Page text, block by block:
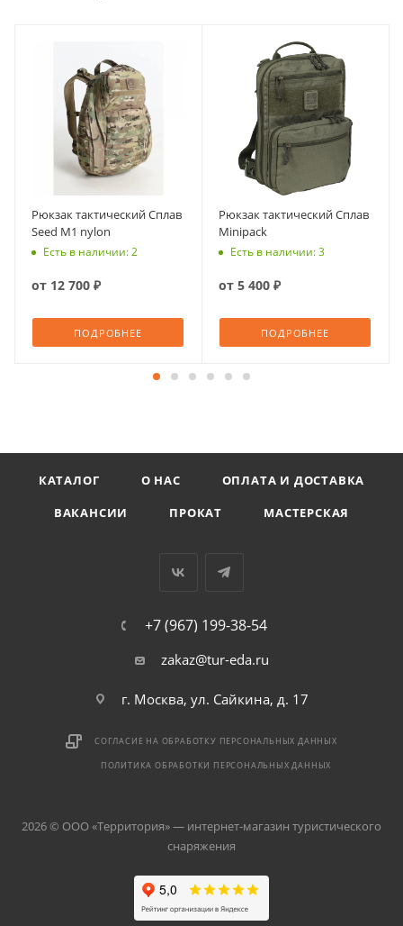
Рюкзак тактический Сплав
Seed M1 nylon
Есть в наличии: 2
от 12 700 ₽
ПОДРОБНЕЕ
Рюкзак тактический Сплав
Minipack
Есть в наличии: 3
от 5 400 ₽
ПОДРОБНЕЕ
КАТАЛОГ О НАС
ОПЛАТА И ДОСТАВКА
ВАКАНСИИ
ПРОКАТ МАСТЕРСКАЯ
+7 (967) 199-38-54
zakaz@tur-eda.ru
г. Москва, ул. Сайкина, д. 17
СОГЛАСИЕ НА ОБРАБОТКУ ПЕРСОНАЛЬНЫХ ДАННЫХ
ПОЛИТИКА ОБРАБОТКИ ПЕРСОНАЛЬНЫХ ДАННЫХ
2026 © ООО «Территория» — интернет-магазин туристического
снаряжения